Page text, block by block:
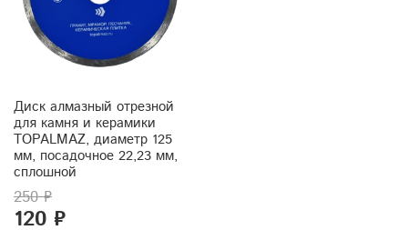
Диск алмазный отрезной
для камня и керамики
TOPALMAZ, диаметр 125
мм, посадочное 22,23 мм,
сплошной
250 ₽
120 ₽